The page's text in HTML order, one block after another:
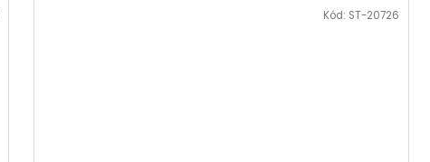
Kód: ST-20726